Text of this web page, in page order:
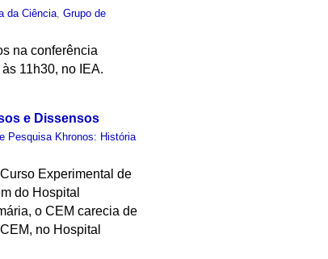
da Ciência ,Grupo de
na conferência
11h30, no IEA.
e Dissensos
Pesquisa Khronos: História
Experimental de
do Hospital
o CEM carecia de
no Hospital